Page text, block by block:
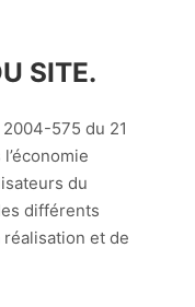
SITE.
575 du 21
du
différents
et de